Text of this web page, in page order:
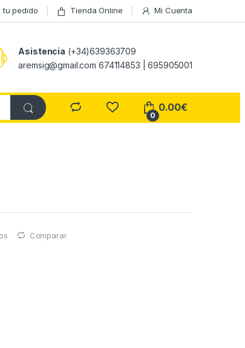
tu pedido Tienda Online Mi Cuenta
Asistencia (+34)639363709
aremsig@gmail.com 674114853 | 695905001
0
0.00€
Comparar